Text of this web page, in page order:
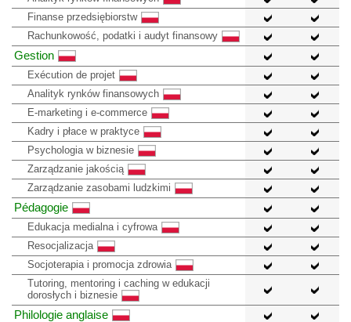
Finanse przedsiębiorstw
Rachunkowość, podatki i audyt finansowy
Gestion
Exécution de projet
Analityk rynków finansowych
E-marketing i e-commerce
Kadry i płace w praktyce
Psychologia w biznesie
Zarządzanie jakością
Zarządzanie zasobami ludzkimi
Pédagogie
Edukacja medialna i cyfrowa
Resocjalizacja
Socjoterapia i promocja zdrowia
Tutoring, mentoring i caching w edukacji
dorosłych i biznesie
Philologie anglaise